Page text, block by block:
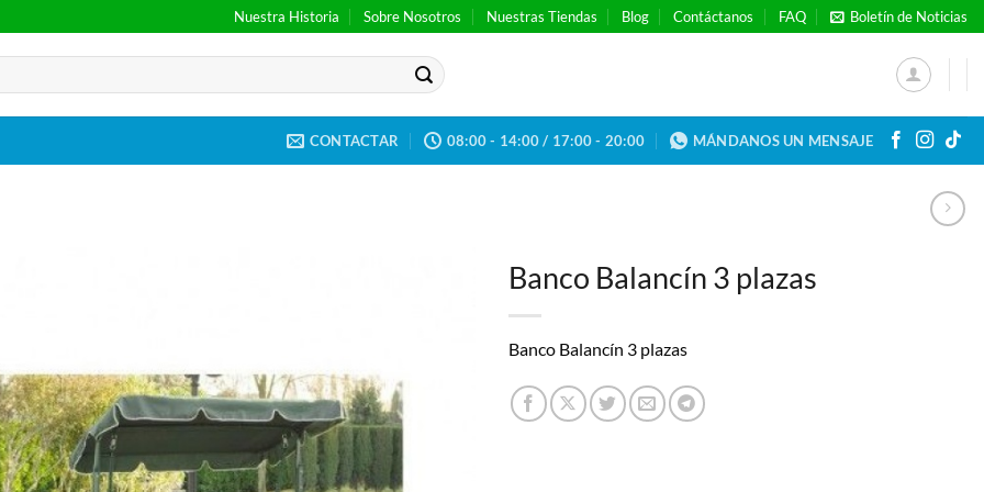
Nuestra Historia Sobre Nosotros Nuestras Tiendas Blog Contáctanos FAQ Boletín de Noticias
CONTACTAR 08:00 - 14:00 / 17:00 - 20:00 MÁNDANOS UN MENSAJE
Banco Balancín 3 plazas
Banco Balancín 3 plazas